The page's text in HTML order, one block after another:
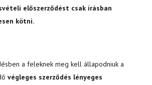
előszerződést csak írásban
kötni.
a feleknek meg kell állapodniuk a
végleges szerződés lényeges